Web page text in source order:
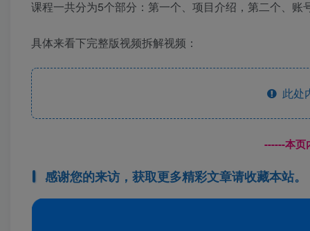
课程一共分为5个部分：第一个、项目介绍，第二个、
具体来看下完整版视频拆解视频：
此处
------本页
感谢您的来访，获取更多精彩文章请收藏本站。